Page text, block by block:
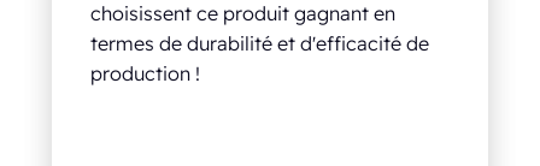
choisissent ce produit gagnant en
termes de durabilité et d'efficacité de
production !